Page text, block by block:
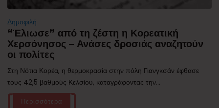
Δημοφιλή
“Έλιωσε” από τη ζέστη η Κορεατική
Χερσόνησος – Ανάσες δροσιάς αναζητούν
οι πολίτες
Στη Νότια Κορέα, η θερμοκρασία στην πόλη Γιανγκσάν έφθασε
τους 42,5 βαθμούς Κελσίου, καταγράφοντας την...
Περισσότερα